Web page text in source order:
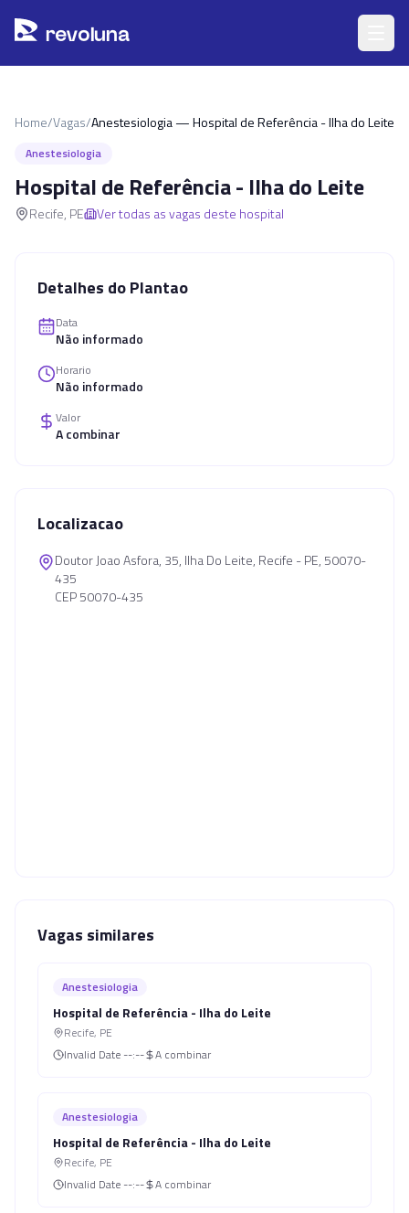
revoluna
Home/Vagas/Anestesiologia — Hospital de Referência - Ilha do Leite
Anestesiologia
Hospital de Referência - Ilha do Leite
Recife, PE Ver todas as vagas deste hospital
Detalhes do Plantao
Data
Não informado
Horario
Não informado
Valor
A combinar
Localizacao
Doutor Joao Asfora, 35, Ilha Do Leite, Recife - PE, 50070-
435
CEP 50070-435
Vagas similares
Anestesiologia
Hospital de Referência - Ilha do Leite
Recife, PE
Invalid Date --:-- A combinar
Anestesiologia
Hospital de Referência - Ilha do Leite
Recife, PE
Invalid Date --:-- A combinar